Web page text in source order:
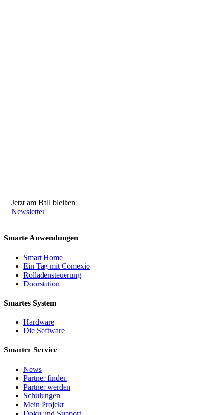
Jetzt am Ball bleiben
Newsletter
Smarte Anwendungen
Smart Home
Ein Tag mit Comexio
Rolladensteuerung
Doorstation
Smartes System
Hardware
Die Software
Smarter Service
News
Partner finden
Partner werden
Schulungen
Mein Projekt
Doku und Support